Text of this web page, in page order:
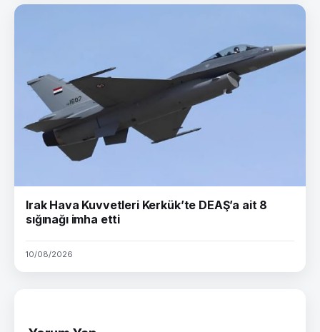
Irak Hava Kuvvetleri Kerkük’te DEAŞ’a ait 8
sığınağı imha etti
10/08/2026